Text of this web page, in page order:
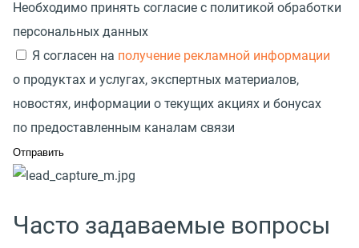
Необходимо принять согласие с политикой обработки
персональных данных
Я согласен на получение рекламной информации
о продуктах и услугах, экспертных материалов,
новостях, информации о текущих акциях и бонусах
по предоставленным каналам связи
Часто задаваемые вопросы